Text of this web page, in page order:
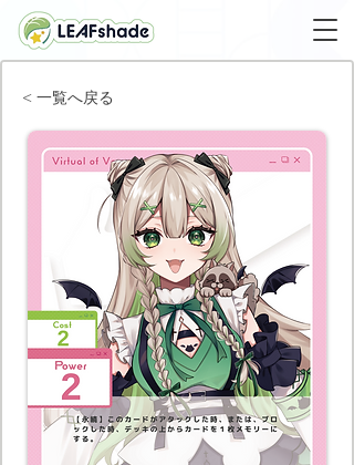
< 一覧へ戻る